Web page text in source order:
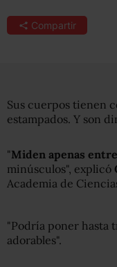
Compartir
Sus cuerpos tienen
estampados. Y son
"Miden apenas
minúsculos", explicó
Academia de
"Podría poner hasta
adorables".